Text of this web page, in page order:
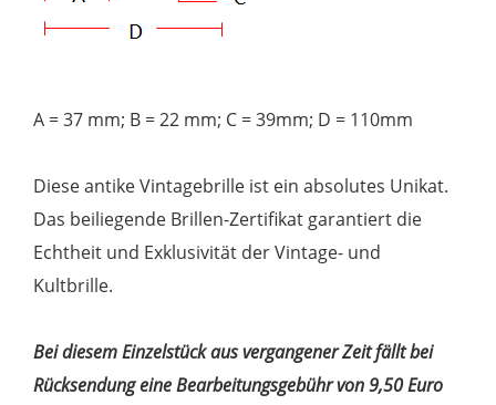
A = 37 mm; B = 22 mm; C = 39mm; D = 110mm
Diese antike Vintagebrille ist ein absolutes Unikat.
Das beiliegende Brillen-Zertifikat garantiert die
Echtheit und Exklusivität der Vintage- und
Kultbrille.
Bei diesem Einzelstück aus vergangener Zeit fällt bei
Rücksendung eine Bearbeitungsgebühr von 9,50 Euro